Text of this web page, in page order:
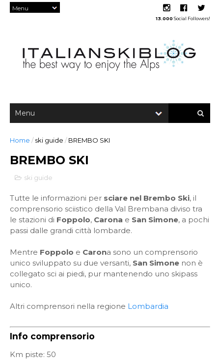
13.000 Social Followers!
Home / ski guide / BREMBO SKI
BREMBO SKI
ski guide
Tutte le informazioni per sciare nel Brembo Ski, il
comprensorio sciistico della Val Brembana diviso tra
le stazioni di Foppolo, Carona e San Simone, a pochi
passi dalle grandi città lombarde.
Mentre Foppolo e Carona sono un comprensorio
unico sviluppato su due versanti, San Simone non è
collegato sci ai piedi, pur mantenendo uno skipass
unico.
Altri comprensori nella regione Lombardia
Info comprensorio
Km piste: 50